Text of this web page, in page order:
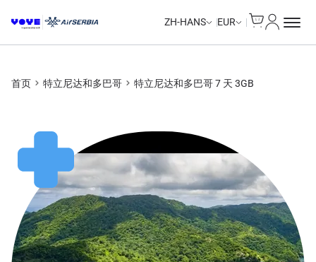
ZH-HANS EUR
首页 特立尼达和多巴哥 特立尼达和多巴哥 7 天 3GB